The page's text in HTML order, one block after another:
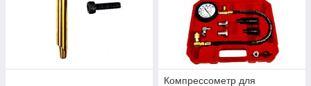
Компрессометр для